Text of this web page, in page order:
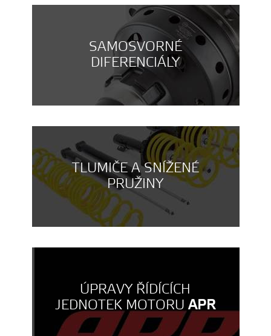
SAMOSVORNÉ
DIFERENCIÁLY
TLUMIČE A SNÍŽENÉ
PRUŽINY
ÚPRAVY ŘÍDÍCÍCH
JEDNOTEK MOTORUAPR